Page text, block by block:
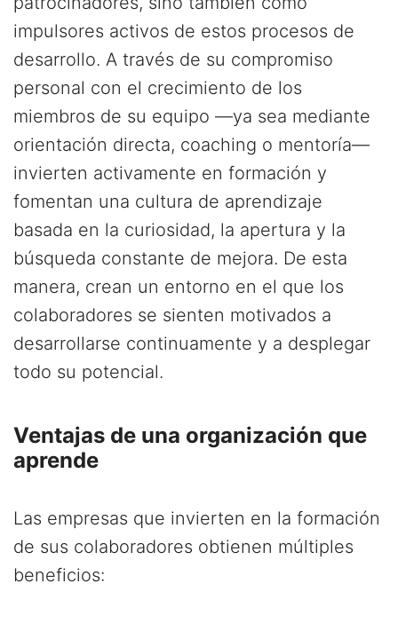
impulsores activos de estos procesos de
desarrollo. A través de su compromiso
personal con el crecimiento de los
miembros de su equipo —ya sea mediante
orientación directa, coaching o mentoría—
invierten activamente en formación y
fomentan una cultura de aprendizaje
basada en la curiosidad, la apertura y la
búsqueda constante de mejora. De esta
manera, crean un entorno en el que los
colaboradores se sienten motivados a
desarrollarse continuamente y a desplegar
todo su potencial.
Ventajas de una organización que
aprende
Las empresas que invierten en la formación
de sus colaboradores obtienen múltiples
beneficios: